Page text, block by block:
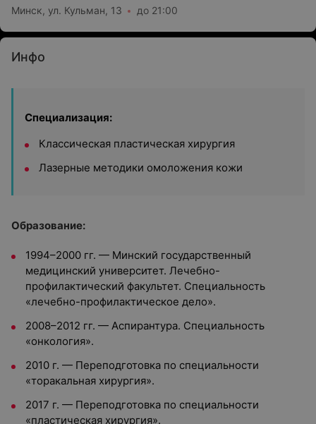
Минск, ул. Кульман, 13 до 21:00
Инфо
Специализация:
Классическая пластическая хирургия
Лазерные методики омоложения кожи
Образование:
1994–2000 гг. — Минский государственный
медицинский университет. Лечебно-
профилактический факультет. Специальность
«лечебно-профилактическое дело».
2008–2012 гг. — Аспирантура. Специальность
«онкология».
2010 г. — Переподготовка по специальности
«торакальная хирургия».
2017 г. — Переподготовка по специальности
«пластическая хирургия».